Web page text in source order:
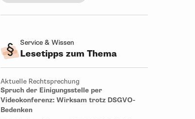
Service & Wissen
Lesetipps zum Thema
Aktuelle Rechtsprechung
Spruch der Einigungsstelle per
Videokonferenz: Wirksam trotz DSGVO-
Bedenken